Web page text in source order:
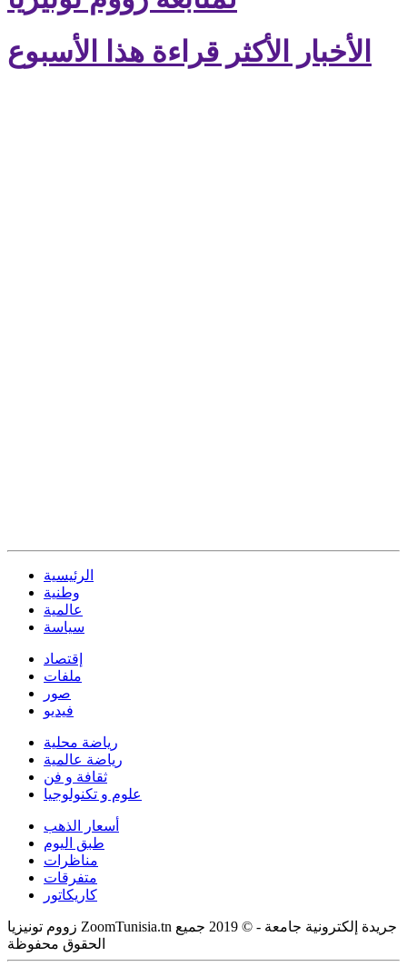
الأخبار الأكثر قراءة هذا الأسبوع
الرئيسية
وطنية
عالمية
سياسة
إقتصاد
ملفات
صور
فيديو
رياضة محلية
رياضة عالمية
ثقافة و فن
علوم و تكنولوجيا
أسعار الذهب
طبق اليوم
مناظرات
متفرقات
كاريكاتور
زووم تونيزيا ZoomTunisia.tn جريدة إلكترونية جامعة - © 2019 جميع
الحقوق محفوظة